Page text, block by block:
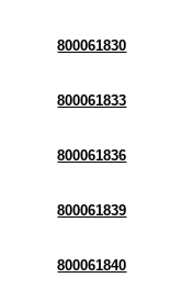
800061830
800061833
800061836
800061839
800061840